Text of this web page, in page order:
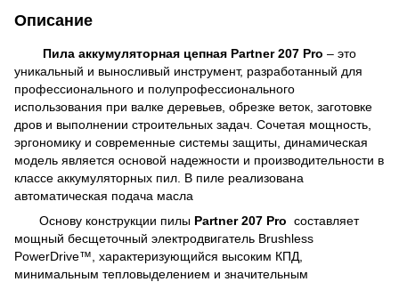
Описание
Пила аккумуляторная цепная Partner 207 Pro – это
уникальный и выносливый инструмент, разработанный для
профессионального и полупрофессионального
использования при валке деревьев, обрезке веток, заготовке
дров и выполнении строительных задач. Сочетая мощность,
эргономику и современные системы защиты, динамическая
модель является основой надежности и производительности в
классе аккумуляторных пил. В пиле реализована
автоматическая подача масла
Основу конструкции пилы Partner 207 Pro составляет
мощный бесщеточный электродвигатель Brushless
PowerDrive™, характеризующийся высоким КПД,
минимальным тепловыделением и значительным